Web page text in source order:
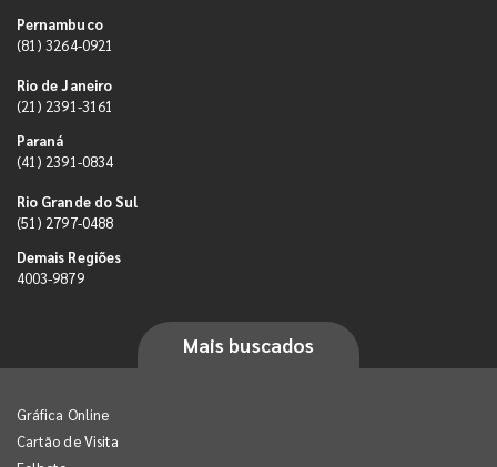
Pernambuco
(81) 3264-0921
Rio de Janeiro
(21) 2391-3161
Paraná
(41) 2391-0834
Rio Grande do Sul
(51) 2797-0488
Demais Regiões
4003-9879
Mais buscados
Gráfica Online
Cartão de Visita